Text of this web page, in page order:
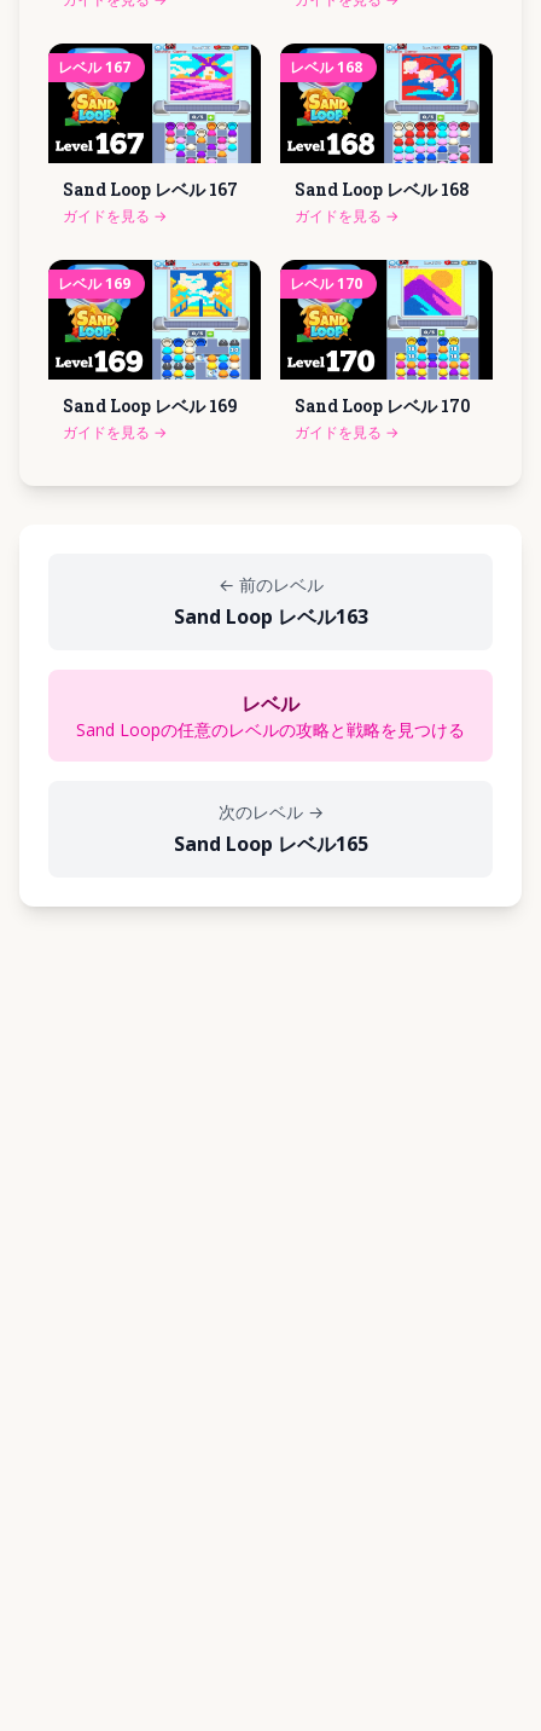
レベル167
Sand Loop レベル 167
ガイドを見る →
レベル168
Sand Loop レベル 168
ガイドを見る →
レベル169
Sand Loop レベル 169
ガイドを見る →
レベル170
Sand Loop レベル 170
ガイドを見る →
← 前のレベル
Sand Loop レベル163
レベル
Sand Loopの任意のレベルの攻略と戦略を見つける
次のレベル→
Sand Loop レベル165